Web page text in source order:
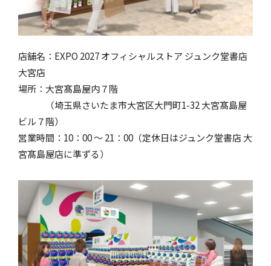
店舗名：EXPO 2027 オフィシャルストア ジュンク堂書店
大宮店
場所：大宮髙島屋内７階
（埼玉県さいたま市大宮区大門町1-32 大宮髙島屋
ビル７階）
営業時間：10：00 〜 21：00（定休日はジュンク堂書店 大
宮髙島屋店に準ずる）